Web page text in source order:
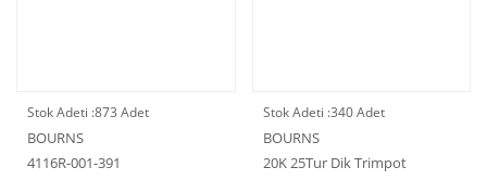
Stok Adeti :873 Adet
BOURNS
4116R-001-391
Stok Adeti :340 Adet
BOURNS
20K 25Tur Dik Trimpot